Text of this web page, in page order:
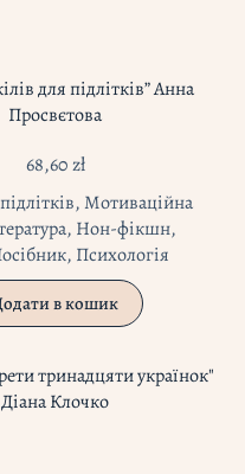
для підлітків” Анна
Просвєтова
68,60zł
,Мотиваційна
, Нон-фікшн,
, Психологія
в кошик